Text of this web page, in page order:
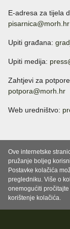
E-adresa za tijela
pisarnica@morh.hr
Upiti građana:
Upiti medija:
Zahtjevi za
potpora@morh.hr
Web uredništvo:
Ove internetske
pružanje boljeg
Postavke kolačića
pregledniku. Više o
onemogućiti pročitajte
korištenje kolačića.